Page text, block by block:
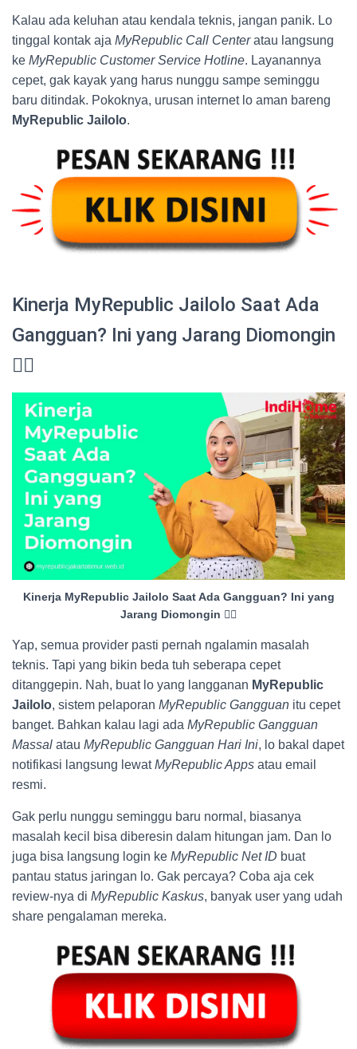
Kalau ada keluhan atau kendala teknis, jangan panik. Lo
tinggal kontak aja MyRepublic Call Centeratau langsung
ke MyRepublic Customer Service Hotline. Layanannya
cepet, gak kayak yang harus nunggu sampe seminggu
baru ditindak. Pokoknya, urusan internet lo aman bareng
MyRepublic Jailolo.
Kinerja MyRepublic Jailolo Saat Ada
Gangguan? Ini yang Jarang Diomongin
😮‍💨
Kinerja MyRepublic Jailolo Saat Ada Gangguan? Ini yang
Jarang Diomongin 😮‍💨
Yap, semua provider pasti pernah ngalamin masalah
teknis. Tapi yang bikin beda tuh seberapa cepet
ditanggepin. Nah, buat lo yang langganan MyRepublic
Jailolo, sistem pelaporan MyRepublic Gangguan itu cepet
banget. Bahkan kalau lagi ada MyRepublic Gangguan
Massal atau MyRepublic Gangguan Hari Ini, lo bakal dapet
notifikasi langsung lewatMyRepublic Apps atau email
resmi.
Gak perlu nunggu seminggu baru normal, biasanya
masalah kecil bisa diberesin dalam hitungan jam. Dan lo
juga bisa langsung login ke MyRepublic Net ID buat
pantau status jaringan lo. Gak percaya? Coba aja cek
review-nya di MyRepublic Kaskus, banyak user yang udah
share pengalaman mereka.